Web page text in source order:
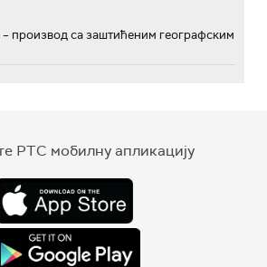
производ са заштићеним географским
РТС мобилну апликацију